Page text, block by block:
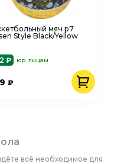
мяч р7
Style Black/Yellow
₽ юр. лицам
₽
всё необходимое для